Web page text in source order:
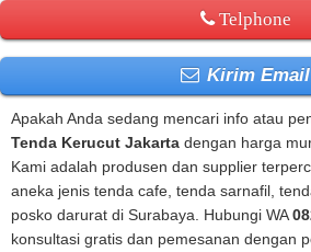
Telphone
Kirim Email
Apakah Anda sedang mencari info atau
Tenda Kerucut Jakarta dengan harga
Kami adalah produsen dan supplier
aneka jenis tenda cafe, tenda sarnafil,
posko darurat di Surabaya. Hubungi WA
konsultasi gratis dan pemesanan dengan